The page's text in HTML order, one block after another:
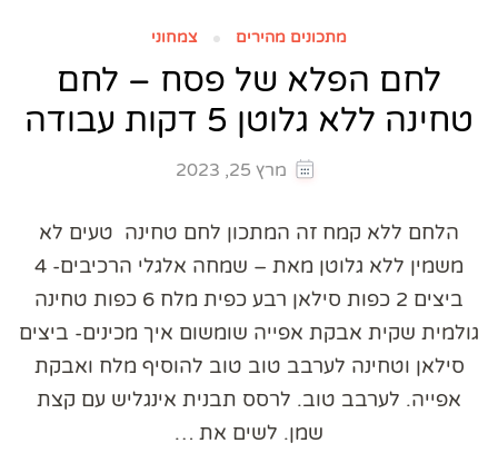
מתכונים מהירים צמחוני
לחם הפלא של פסח – לחם
טחינה ללא גלוטן 5 דקות עבודה
מרץ 25, 2023
הלחם ללא קמח זה המתכון לחם טחינה טעים לא
משמין ללא גלוטן מאת – שמחה אלגלי הרכיבים- 4
ביצים 2 כפות סילאן רבע כפית מלח 6 כפות טחינה
גולמית שקית אבקת אפייה שומשום איך מכינים- ביצים
סילאן וטחינה לערבב טוב טוב להוסיף מלח ואבקת
אפייה. לערבב טוב. לרסס תבנית אינגליש עם קצת
שמן. לשים את …